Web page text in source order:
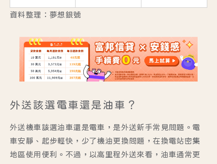
資料整理：夢想銀號
外送該選電車還是油車？
外送機車該選油車還是電車，是外送新手常見問題。電
車安靜、起步輕快，少了機油更換問題，在換電站密集
地區使用便利。不過，以高里程外送來看，油車通常更